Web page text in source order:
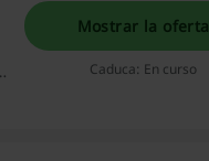
Mostrar la oferta
Caduca: En curso